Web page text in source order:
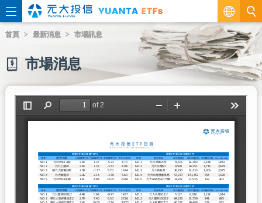
繁
EN
首頁 最新消息 市場訊息
市場消息